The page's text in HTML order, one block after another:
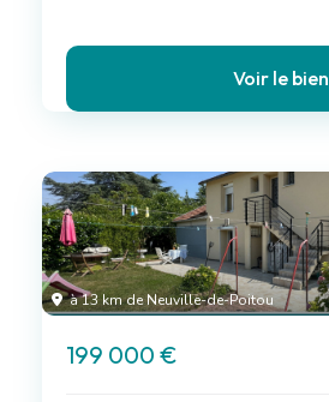
Voir le bien
à 13 km de Neuville-de-Poitou
199 000 €